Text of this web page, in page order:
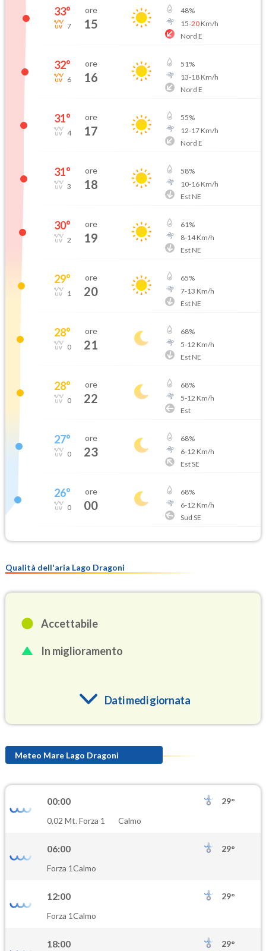
33°
7
ore
15
48%
15-20Km/h
Nord E
32°
6
ore
16
51%
13-18Km/h
Nord E
31°
4
ore
17
55%
12-17Km/h
Nord E
31°
3
ore
18
58%
10-16Km/h
Est NE
30°
2
ore
19
61%
8-14Km/h
Est NE
29°
1
ore
20
65%
7-13 Km/h
Est NE
28°
0
ore
21
68%
5-12 Km/h
Est NE
28°
0
ore
22
68%
5-12 Km/h
Est
27°
0
ore
23
68%
6-12 Km/h
Est SE
26°
0
ore
00
68%
6-12 Km/h
Sud SE
Qualità dell'aria Lago Dragoni
Accettabile
In miglioramento
Dati medi giornata
(Ozono) 95.5
(Diossido di azoto)
PM10
PM25
Meteo Mare Lago Dragoni
00:00
29°
0,02 Mt. Forza 1
Calmo
06:00
29°
Forza 1Calmo
12:00
29°
Forza 1Calmo
18:00
29°